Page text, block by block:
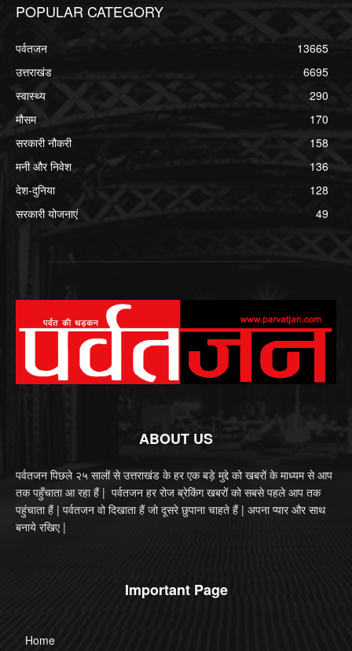
POPULAR CATEGORY
पर्वतजन
13665
उत्तराखंड
6695
स्वास्थ्य
290
मौसम
170
सरकारी नौकरी
158
मनी और निवेश
136
देश-दुनिया
128
सरकारी योजनाएं
49
ABOUT US
पर्वतजन पिछले २५ सालों से उत्तराखंड के हर एक बड़े मुद्दे को खबरों के माध्यम से आप
तक पहुँचाता आ रहा हैं | पर्वतजन हर रोज ब्रेकिंग खबरों को सबसे पहले आप तक
पहुंचाता हैं | पर्वतजन वो दिखाता हैं जो दूसरे छुपाना चाहते हैं | अपना प्यार और साथ
बनाये रखिए |
Important Page
Home